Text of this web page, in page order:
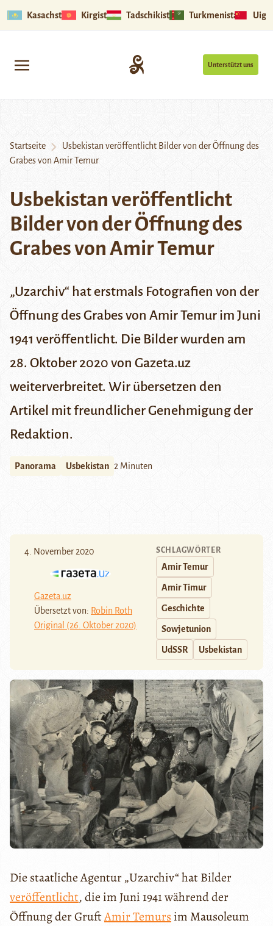
Kasachstan Kirgistan Tadschikistan Turkmenistan
Unterstützt uns
Startseite
Usbekistan veröffentlicht Bilder von der Öffnung des
Grabes von Amir Temur
Usbekistan veröffentlicht
Bilder von der Öffnung des
Grabes von Amir Temur
„Uzarchiv“ hat erstmals Fotografien von der
Öffnung des Grabes von Amir Temur im Juni
1941 veröffentlicht. Die Bilder wurden am
28. Oktober 2020 von Gazeta.uz
weiterverbreitet. Wir übersetzen den
Artikel mit freundlicher Genehmigung der
Redaktion.
Panorama Usbekistan 2 Minuten
4. November 2020
Gazeta.uz
Übersetzt von: Robin Roth
Original (26. Oktober 2020)
SCHLAGWÖRTER
Amir Temur
Amir Timur
Geschichte
Sowjetunion
UdSSR Usbekistan
Die staatliche Agentur „Uzarchiv“ hat Bilder
veröffentlicht, die im Juni 1941 während der
Öffnung der GruftAmir Temurs im Mausoleum